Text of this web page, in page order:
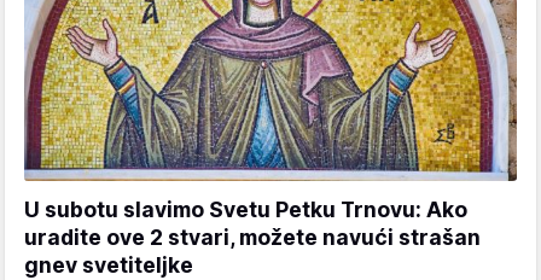
U subotu slavimo Svetu Petku Trnovu: Ako
uradite ove 2 stvari, možete navući strašan
gnev svetiteljke